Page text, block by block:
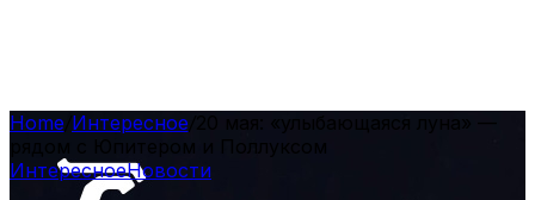
Home Интересное 20 мая: «улыбающаяся луна» —
рядом с Юпитером и Поллуксом
ИнтересноеНовости